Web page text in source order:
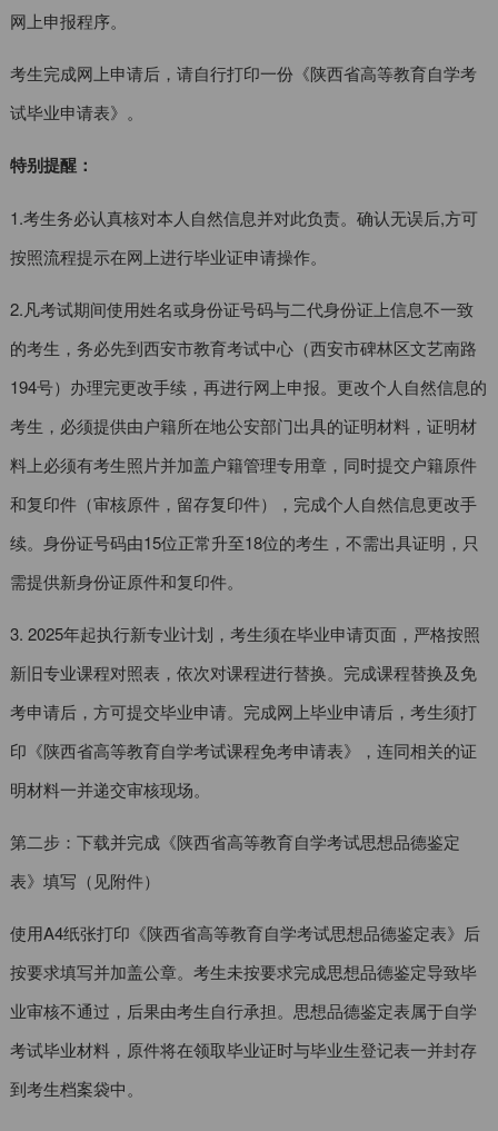
网上申报程序。
考生完成网上申请后，请自行打印一份《陕西省高等教育自学考
试毕业申请表》。
特别提醒：
1.考生务必认真核对本人自然信息并对此负责。确认无误后,方可
按照流程提示在网上进行毕业证申请操作。
2.凡考试期间使用姓名或身份证号码与二代身份证上信息不一致
的考生，务必先到西安市教育考试中心（西安市碑林区文艺南路
194号）办理完更改手续，再进行网上申报。更改个人自然信息的
考生，必须提供由户籍所在地公安部门出具的证明材料，证明材
料上必须有考生照片并加盖户籍管理专用章，同时提交户籍原件
和复印件（审核原件，留存复印件），完成个人自然信息更改手
续。身份证号码由15位正常升至18位的考生，不需出具证明，只
需提供新身份证原件和复印件。
3. 2025年起执行新专业计划，考生须在毕业申请页面，严格按照
新旧专业课程对照表，依次对课程进行替换。完成课程替换及免
考申请后，方可提交毕业申请。完成网上毕业申请后，考生须打
印《陕西省高等教育自学考试课程免考申请表》，连同相关的证
明材料一并递交审核现场。
第二步：下载并完成《陕西省高等教育自学考试思想品德鉴定
表》填写（见附件）
使用A4纸张打印《陕西省高等教育自学考试思想品德鉴定表》后
按要求填写并加盖公章。考生未按要求完成思想品德鉴定导致毕
业审核不通过，后果由考生自行承担。思想品德鉴定表属于自学
考试毕业材料，原件将在领取毕业证时与毕业生登记表一并封存
到考生档案袋中。